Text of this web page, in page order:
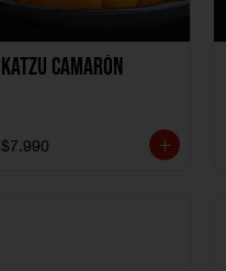
Katzu Camarón
$7.990